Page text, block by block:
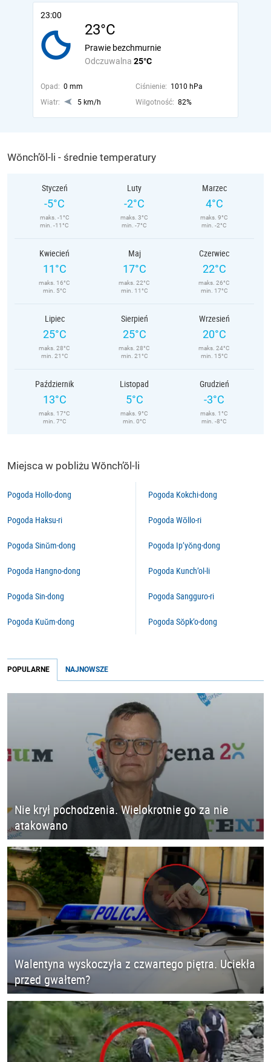
23:00
23°C
Odczuwalna 25°C
Prawie bezchmurnie
Opad: 0 mm Ciśnienie: 1010 hPa
Wiatr:
5 km/h Wilgotność: 82%
Wŏnch’ŏl-li - średnie temperatury
Styczeń
-5°C
maks. -1°C
min. -11°C
Luty
-2°C
maks. 3°C
min. -7°C
Marzec
4°C
maks. 9°C
min. -2°C
Kwiecień
11°C
maks. 16°C
min. 5°C
Maj
17°C
maks. 22°C
min. 11°C
Czerwiec
22°C
maks. 26°C
min. 17°C
Lipiec
25°C
maks. 28°C
min. 21°C
Sierpień
25°C
maks. 28°C
min. 21°C
Wrzesień
20°C
maks. 24°C
min. 15°C
Październik
13°C
maks. 17°C
min. 7°C
Listopad
5°C
maks. 9°C
min. 0°C
Grudzień
-3°C
maks. 1°C
min. -8°C
Miejsca w pobliżu Wŏnch’ŏl-li
Pogoda Hollo-dong
Pogoda Haksu-ri
Pogoda Sinŭm-dong
Pogoda Hangno-dong
Pogoda Sin-dong
Pogoda Kuŭm-dong
Pogoda Kokchi-dong
Pogoda Wŏllo-ri
Pogoda Ip’yŏng-dong
Pogoda Kunch’ol-li
Pogoda Sangguro-ri
Pogoda Sŏpk’o-dong
POPULARNE NAJNOWSZE
Nie krył pochodzenia. Wielokrotnie go za nie
atakowano
Walentyna wyskoczyła z czwartego piętra. Uciekła
przed gwałtem?